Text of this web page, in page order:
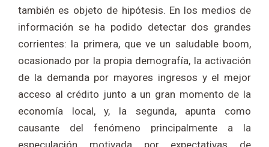
también es objeto de hipótesis. En los medios de
información se ha podido detectar dos grandes
corrientes: la primera, que ve un saludable boom,
ocasionado por la propia demografía, la activación
de la demanda por mayores ingresos y el mejor
acceso al crédito junto a un gran momento de la
economía local, y, la segunda, apunta como
causante del fenómeno principalmente a la
especulación motivada por expectativas de